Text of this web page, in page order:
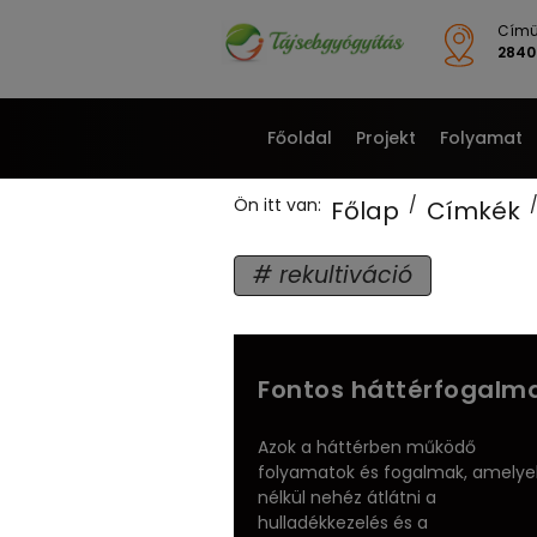
Főoldal Projekt Folyamat
Ön itt van: Főlap Címkék
rekultiváció
Fontos
Azok a háttérben működő
folyamatok és fogalmak,
nélkül nehéz átlátni a
hulladékkezelés és a